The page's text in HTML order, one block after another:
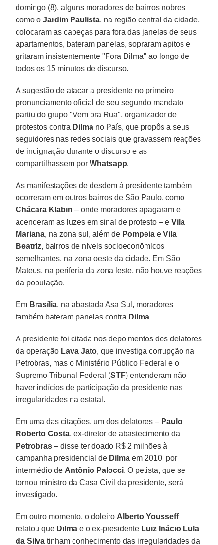
domingo (8), alguns moradores de bairros nobres
como oJardim Paulista, na região central da cidade,
colocaram as cabeças para fora das janelas de seus
apartamentos, bateram panelas, sopraram apitos e
gritaram insistentemente "Fora Dilma" ao longo de
todos os 15 minutos de discurso.
A sugestão de atacar a presidente no primeiro
pronunciamento oficial de seu segundo mandato
partiu do grupo "Vem pra Rua", organizador de
protestos contra Dilma no País, que propôs a seus
seguidores nas redes sociais que gravassem reações
de indignação durante o discurso e as
compartilhassem porWhatsapp.
As manifestações de desdém à presidente também
ocorreram em outros bairros de São Paulo, como
Chácara Klabin – onde moradores apagaram e
acenderam as luzes em sinal de protesto – eVila
Mariana, na zona sul, além de Pompeia eVila
Beatriz, bairros de níveis socioeconômicos
semelhantes, na zona oeste da cidade. Em São
Mateus, na periferia da zona leste, não houve reações
da população.
Em Brasília, na abastada Asa Sul, moradores
também bateram panelas contra Dilma.
A presidente foi citada nos depoimentos dos delatores
da operação Lava Jato, que investiga corrupção na
Petrobras, mas o Ministério Público Federal e o
Supremo Tribunal Federal (STF) entenderam não
haver indícios de participação da presidente nas
irregularidades na estatal.
Em uma das citações, um dos delatores – Paulo
Roberto Costa, ex-diretor de abastecimento da
Petrobras – disse ter doado R$ 2 milhões à
campanha presidencial de Dilma em 2010, por
intermédio de Antônio Palocci. O petista, que se
tornou ministro da Casa Civil da presidente, será
investigado.
Em outro momento, o doleiro Alberto Yousseff
relatou que Dilma e o ex-presidente Luiz Inácio Lula
da Silva tinham conhecimento das irregularidades da